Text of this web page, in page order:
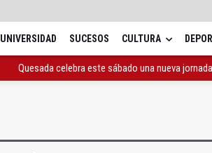
UNIVERSIDAD SUCESOS CULTURA
Quesada celebra este sábado una nueva